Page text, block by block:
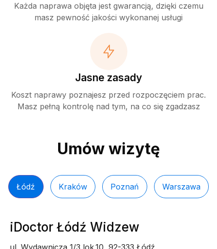
Każda naprawa objęta jest gwarancją, dzięki czemu
masz pewność jakości wykonanej usługi
Jasne zasady
Koszt naprawy poznajesz przed rozpoczęciem prac.
Masz pełną kontrolę nad tym, na co się zgadzasz
Umów wizytę
Łódź Kraków Poznań Warszawa
iDoctor Łódź Widzew
ul. Wydawnicza 1/3 lok.10, 92-333 Łódź